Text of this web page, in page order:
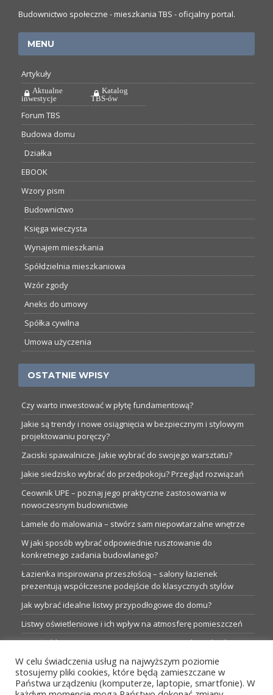
Budownictwo społeczne - mieszkania TBS - oficjalny portal.
MENU
Artykuły
Aktualne
inwestycje
Katalog
TBS-ów
Forum TBS
Budowa domu
Działka
EBOOK
Wzory pism
Budownictwo
Księga wieczysta
Wynajem mieszkania
Spółdzielnia mieszkaniowa
Wzór zgody
Aneks do umowy
Spółka cywilna
Umowa użyczenia
OSTATNIE WPISY
Czy warto inwestować w płytę fundamentową?
Jakie są trendy i nowe osiągnięcia w bezpiecznym i stylowym
projektowaniu poręczy?
Zaciski spawalnicze. Jakie wybrać do swojego warsztatu?
Jakie siedzisko wybrać do przedpokoju? Przegląd rozwiązań
Ceownik UPE – poznaj jego praktyczne zastosowania w
nowoczesnym budownictwie
Lamele do malowania – stwórz sam niepowtarzalne wnętrze
W jaki sposób wybrać odpowiednie rusztowanie do
konkretnego zadania budowlanego?
Łazienka inspirowana przeszłością – salony łazienek
prezentują współczesne podejście do klasycznych stylów
Jak wybrać idealne listwy przypodłogowe do domu?
Listwy oświetleniowe i ich wpływ na atmosferę pomieszczeń
Garaże blaszane: Nieocenione magazyny podczas budowy
Profesjonalne hurtownie dla każdego budowlańca i instalatora
Proste metamorfozy aranżacji w łazience: 5 praktycznych
pomysłów
W celu świadczenia usług na najwyższym poziomie
stosujemy pliki cookies, które będą zamieszczane w
Państwa urządzeniu (komputerze, laptopie, smartfonie). W